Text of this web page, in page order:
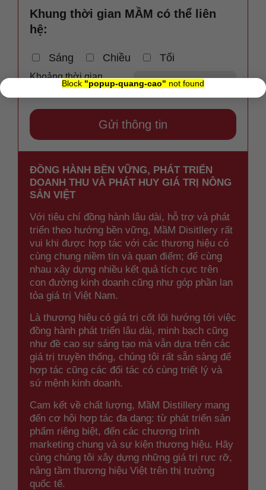
Block "popup-quang-cao" not found ×
Khung thời gian MẦM có thể liên
hệ:
Sáng Chiều Tối
Khoảng thời gian
MẦM có thể liên hệ:
ĐỒNG HÀNH BỀN VỮNG, PHÁT TRIỂN
DOANH THU VÀ PHÁT HUY GIÁ TRỊ NÔNG
SẢN VIỆT
Với tiêu chí đồng hành lâu dài, hỗ trợ và phát
triển theo hướng bền vững, MầM Disitllery rất
vui khi được hợp tác với các thương hiệu có
cùng chung niềm tin và quan điểm; để cùng
nhau xây dựng nhiều kết quả tích cực trên
con đường kinh doanh cũng như góp phần lan
tỏa giá trị Việt Nam.
Là thương hiệu có giá trị cốt lõi hướng tới việc
đồng hành phát triển lâu dài, minh bạch cũng
như đề cao sự sáng tạo mà vẫn dựa trên các
giá trị truyền thống, chúng tôi rất sẵn sàng để
hợp tác cũng các đối tác có cùng triết lý và
sứ mệnh kinh doanh.
Cam kết về chất lượng, MầM Distillery mang
đến cơ hội hợp tác đa dạng: từ phát triển sản
phẩm riêng biệt, đến các chương trình
marketing chung và sự kiện thương hiệu. Hãy
cùng chúng tôi xây dựng những giá trị rực rỡ,
nâng tầm thương hiệu Việt trên thị trường
quốc tế.